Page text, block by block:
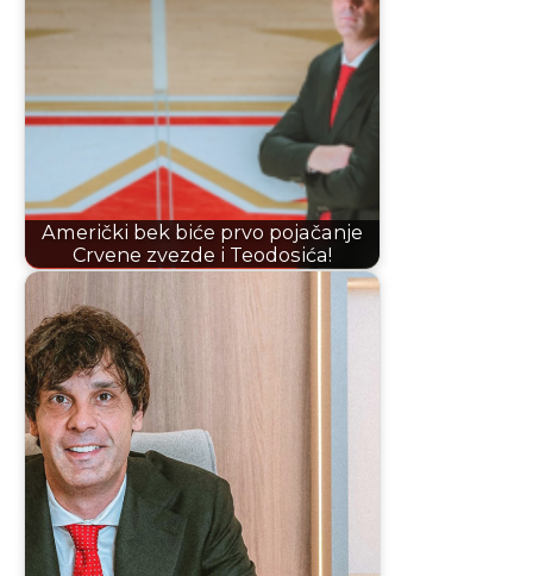
Američki bek biće prvo pojačanje
Crvene zvezde i Teodosića!